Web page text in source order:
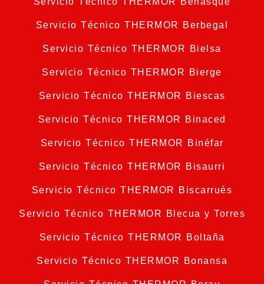
Servicio Técnico THERMOR Berbegal
Servicio Técnico THERMOR Bielsa
Servicio Técnico THERMOR Bierge
Servicio Técnico THERMOR Biescas
Servicio Técnico THERMOR Binaced
Servicio Técnico THERMOR Binéfar
Servicio Técnico THERMOR Bisaurri
Servicio Técnico THERMOR Biscarrués
Servicio Técnico THERMOR Blecua y Torres
Servicio Técnico THERMOR Boltaña
Servicio Técnico THERMOR Bonansa